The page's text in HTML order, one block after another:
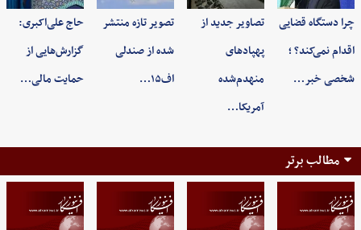
چرا دستگاه قضایی
اقدام نمی‌کند؟ ؛
شخصی خبر…
تصاویر جدید از
پهپادهای
منهدم‌شده
آمریکا…
تصویر تازه منتشر
شده از صندلی
اف۱۵…
حاج علی‌اکبری:
گزارش‌هایی از
حمایت مالی…
مطالب برتر